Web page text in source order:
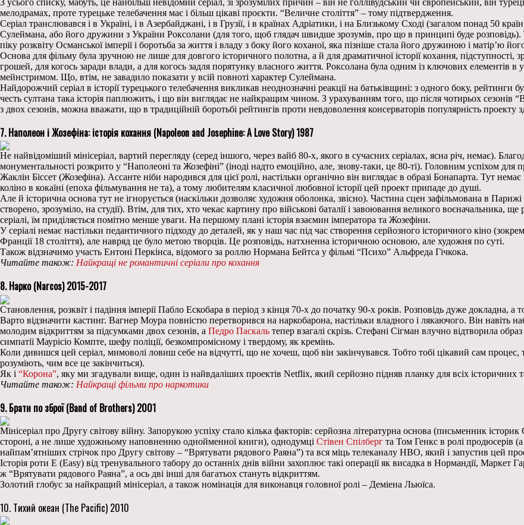
З усього списку, мабуть, це найбільш невідомий серіал, зі зрозумілих причин – він не голлівудський чи європейський, він
мелодрамах, проте турецьке телебачення має і більш цікаві проєкти. “Величне століття” – тому підтвердження.
Серіал транслювався і в Україні, і в Азербайджані, і в Грузії, і в країнах Адріатики, і на Близькому Сході (загалом понад 50
Сулеймана, або його дружини з України Роксолани (для того, щоб глядач швидше зрозумів, про що в принципі буде
піку розквіту Османської імперії і боротьба за життя і владу з боку його коханої, яка пізніше стала його дружиною і матір’ю
Основа для фільму була зручною не лише для довгого історичного полотна, а й для драматичної історії кохання,
грошей, для когось заради влади, а для когось задля порятунку власного життя. Роксолана була одним із ключових елементів
мейнстримом. Що, втім, не завадило показати у всій повноті характер Сулеймана.
Найдорожчий серіал в історії турецького телебачення викликав неоднозначні реакції на батьківщині: з одного боку,
честь султана така історія паплюжить, і що він виглядає не найкращим чином. З урахуванням того, що після чотирьох
з двох сезонів, можна вважати, що в традиційній боротьбі рейтингів проти невдоволення консерваторів популярність проекту
7. Наполеон і Жозефіна: історія кохання (Napoleon and Josephine: A Love Story) 1987
Не найвідоміший мінісеріал, вартий перегляду (серед іншого, через вайб 80-х, якого в сучасних серіалах, ясна річ, немає).
монументальності розкрито у “Наполеоні та Жозефіні” (іноді надто емоційно, але, знову-таки, це 80-ті). Головним успіхом
Жаклін Біссет (Жозефіна). Ассанте ніби народився для цієї ролі, настільки органічно він виглядає в образі Бонапарта. Тут
коліно в кокаїні (епоха фільмування не та), а тому любителям класичної любовної історії цей проект припаде до душі.
Але й історична основа тут не ігнорується (наскільки дозволяє художня оболонка, звісно). Частина сцен зафільмована в
створено, зрозуміло, на студії). Втім, для тих, хто чекає картину про військові баталії і завоювання великого воєначальника,
серіалі, їм приділяється помітно менше уваги. На першому плані історія взаємин імператора та Жозефіни.
У серіалі немає настільки педантичного підходу до деталей, як у наш час під час створення серйозного історичного кіно
Франції 18 століття), але навряд це було метою творців. Це розповідь, натхненна історичною основою, але художня по суті.
Також відзначимо участь Ентоні Перкінса, відомого за роллю Нормана Бейтса у фільмі “Психо” Альфреда Гічкока.
Читайте також: Найкращі не романтичні серіали про кохання
8. Нарко (Narcos) 2015-2017
Становлення, розквіт і падіння імперії Пабло Ескобара в період з кінця 70-х до початку 90-х років. Розповідь дуже докладна,
Варто відзначити кастинг. Вагнер Моура повністю перетворився на наркобарона, настільки владного і лякаючого. Він навіть
молодим відкриттям за підсумками двох сезонів, а Педро Паскаль тепер взагалі скрізь. Стефані Сігман влучно відтворила
симпатії Маурісіо Компте, шефу поліції, безкомпромісному і твердому, як кремінь.
Коли дивишся цей серіал, мимоволі ловиш себе на відчутті, що не хочеш, щоб він закінчувався. Тобто тобі цікавий сам
розуміють, чим все це закінчиться).
Як і “Корона”, яку ми згадували вище, один із найвдаліших проектів Netflix, який серйозно підняв планку для всіх історичних
Читайте також: Найкращі фільми про наркотики
9. Брати по зброї (Band of Brothers) 2001
Мінісеріал про Другу світову війну. Запорукою успіху стало кілька факторів: серйозна літературна основа (письменник
стороні, а не лише художньому наповненню однойменної книги), однодумці Стівен Спілберг та Том Генкс в ролі продюсерів
найпам’ятніших стрічок про Другу світову – “Врятувати рядового Раяна”) та вся міць телеканалу HBO, який і запустив цей
Історія роти E (Easy) від тренувального табору до останніх днів війни захоплює такі операції як висадка в Нормандії, Маркет
ж “Врятувати рядового Раяна”, а ось дві інші для багатьох стануть відкриттям.
Золотий глобус за найкращий мінісеріал, а також номінація для виконавця головної ролі – Деміена Льюїса.
10. Тихий океан (The Pacific) 2010